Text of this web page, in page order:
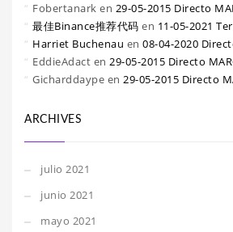
Fobertanark en 29-05-2015 Directo
最佳Binance推荐代码 en 11-05-2021
Harriet Buchenau en 08-04-2020
EddieAdact en 29-05-2015 Directo
Gicharddaype en 29-05-2015 Directo
ARCHIVES
julio 2021
junio 2021
mayo 2021